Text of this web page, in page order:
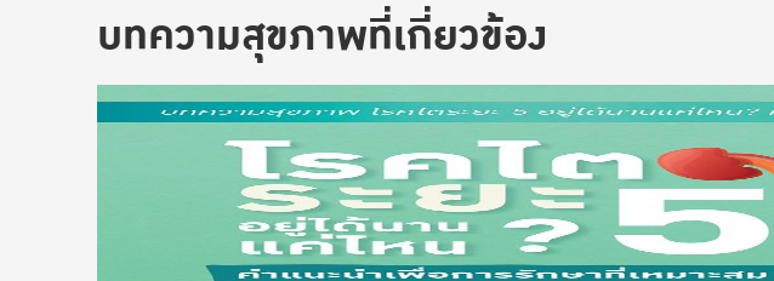
บทความสุขภาพที่เกี่ยวข้อง